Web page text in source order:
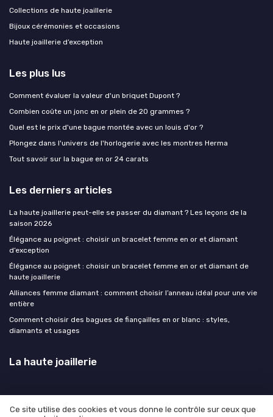
Collections de haute joaillerie
Bijoux cérémonies et occasions
Haute joaillerie d’exception
Les plus lus
Comment évaluer la valeur d'un briquet Dupont ?
Combien coûte un jonc en or plein de 20 grammes ?
Quel est le prix d'une bague montée avec un louis d'or ?
Plongez dans l'univers de l'horlogerie avec les montres Herma
Tout savoir sur la bague en or 24 carats
Les derniers articles
La haute joaillerie peut-elle se passer du diamant ? Les leçons de la
saison 2026
Élégance au poignet : choisir un bracelet femme en or et diamant
d’exception
Élégance au poignet : choisir un bracelet femme en or et diamant de
haute joaillerie
Alliances femme diamant : comment choisir l’anneau idéal pour une vie
entière
Comment choisir des bagues de fiançailles en or blanc : styles,
diamants et usages
La haute joaillerie
Ce site utilise des cookies et vous donne le contrôle sur ceux que